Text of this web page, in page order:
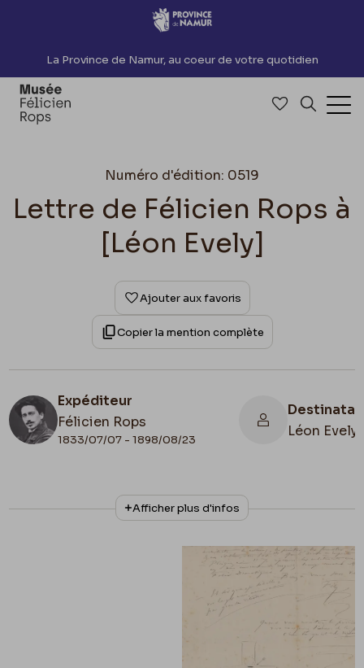
Accèder directement au contenu
La Province de Namur, au coeur de votre quotidien
Accéder à
Numéro d'édition: 0519
Lettre de Félicien Rops à
[Léon Evely]
Ajouter aux favoris
Copier la mention complète
Expéditeur
Félicien Rops
1833/07/07 - 1898/08/23
Léon Evely
N° d'inventaire
III/215/1/17
Collationnage
Autographe
Belgique, Bruxelles, Bibliothèque royale de
Belgique, Cabinet des Manuscrits
Afficher plus d'infos